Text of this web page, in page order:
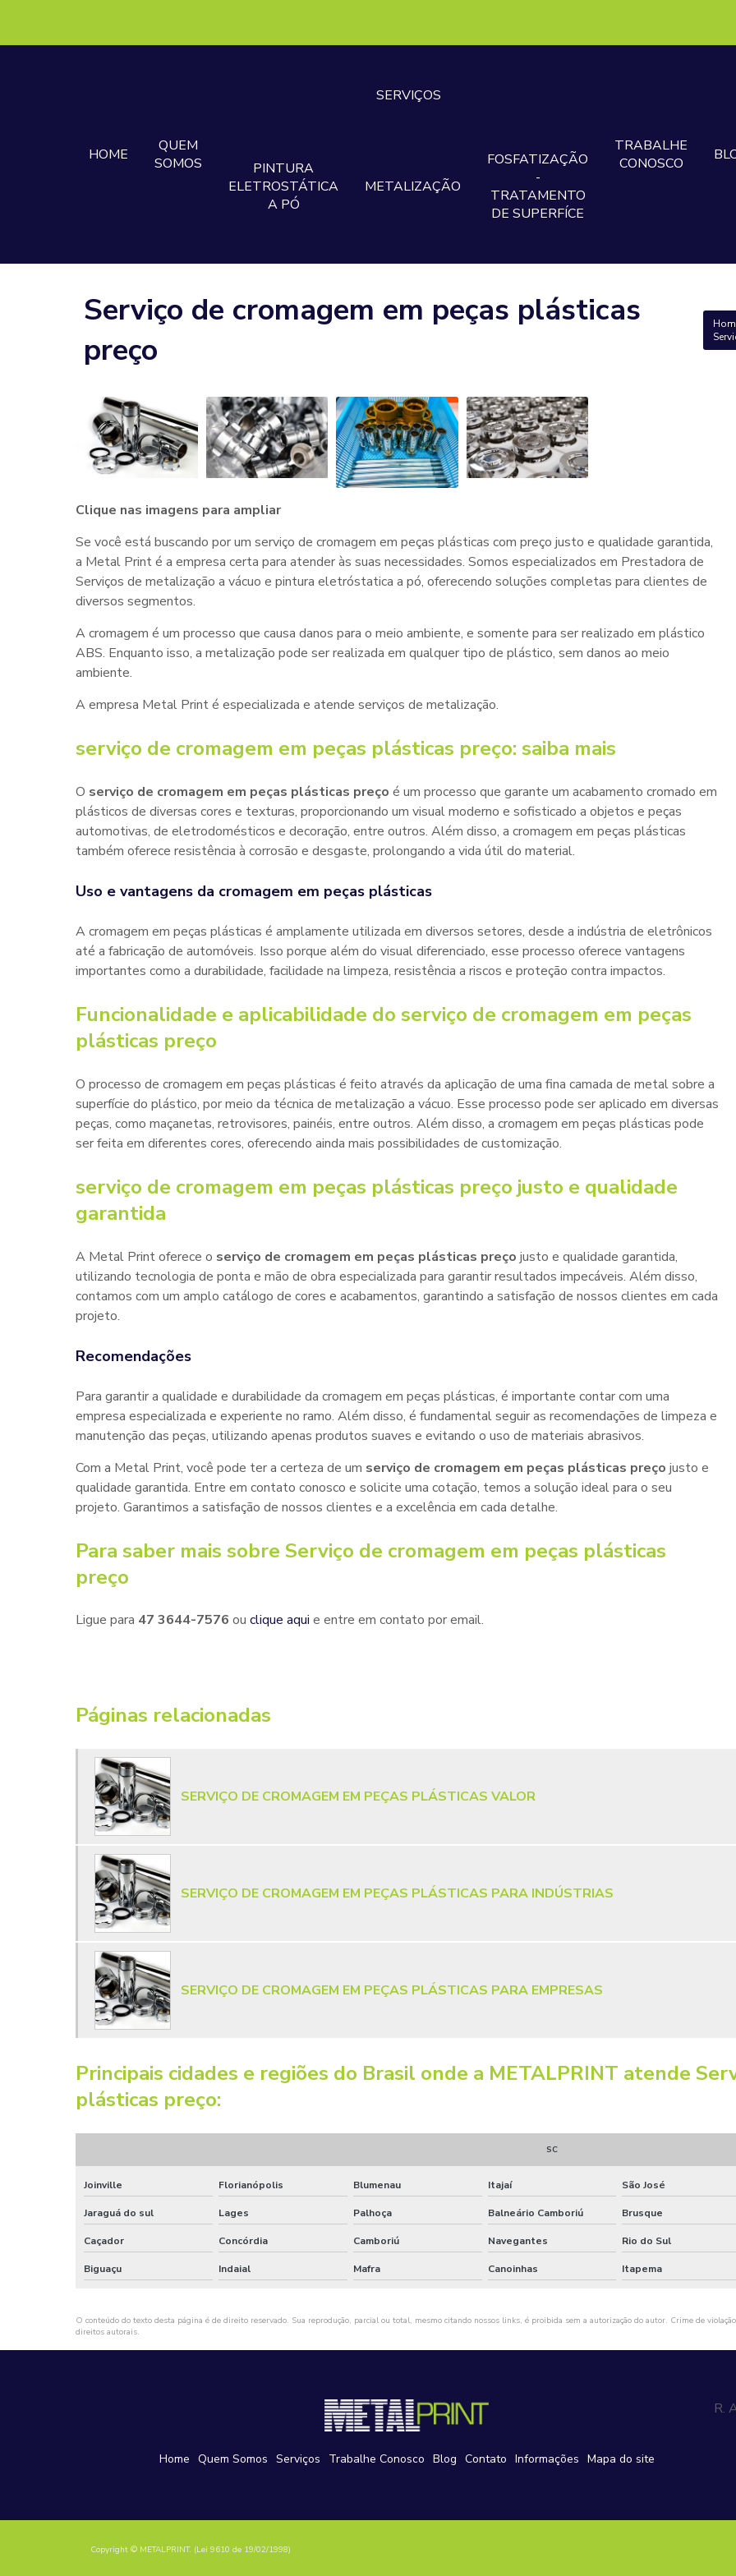
HOME
QUEM
SOMOS
SERVIÇOS
PINTURA
ELETROSTÁTICA
A PÓ
METALIZAÇÃO
FOSFATIZAÇÃO
-
TRATAMENTO
DE SUPERFÍCE
TRABALHE
CONOSCO
Serviço de cromagem em peças plásticas
preço
Clique nas imagens para ampliar
Se você está buscando por um serviço de cromagem em peças plásticas com preço justo e qualidade garantida,
a Metal Print é a empresa certa para atender às suas necessidades. Somos especializados em Prestadora de
Serviços de metalização a vácuo e pintura eletróstatica a pó, oferecendo soluções completas para clientes de
diversos segmentos.
A cromagem é um processo que causa danos para o meio ambiente, e somente para ser realizado em plástico
ABS. Enquanto isso, a metalização pode ser realizada em qualquer tipo de plástico, sem danos ao meio
ambiente.
A empresa Metal Print é especializada e atende serviços de metalização.
serviço de cromagem em peças plásticas preço: saiba mais
O serviço de cromagem em peças plásticas preço é um processo que garante um acabamento cromado em
plásticos de diversas cores e texturas, proporcionando um visual moderno e sofisticado a objetos e peças
automotivas, de eletrodomésticos e decoração, entre outros. Além disso, a cromagem em peças plásticas
também oferece resistência à corrosão e desgaste, prolongando a vida útil do material.
Uso e vantagens da cromagem em peças plásticas
A cromagem em peças plásticas é amplamente utilizada em diversos setores, desde a indústria de eletrônicos
até a fabricação de automóveis. Isso porque além do visual diferenciado, esse processo oferece vantagens
importantes como a durabilidade, facilidade na limpeza, resistência a riscos e proteção contra impactos.
Funcionalidade e aplicabilidade do serviço de cromagem em peças
plásticas preço
O processo de cromagem em peças plásticas é feito através da aplicação de uma fina camada de metal sobre a
superfície do plástico, por meio da técnica de metalização a vácuo. Esse processo pode ser aplicado em diversas
peças, como maçanetas, retrovisores, painéis, entre outros. Além disso, a cromagem em peças plásticas pode
ser feita em diferentes cores, oferecendo ainda mais possibilidades de customização.
serviço de cromagem em peças plásticas preçojusto e qualidade
garantida
A Metal Print oferece o serviço de cromagem em peças plásticas preço justo e qualidade garantida,
utilizando tecnologia de ponta e mão de obra especializada para garantir resultados impecáveis. Além disso,
contamos com um amplo catálogo de cores e acabamentos, garantindo a satisfação de nossos clientes em cada
projeto.
Recomendações
Para garantir a qualidade e durabilidade da cromagem em peças plásticas, é importante contar com uma
empresa especializada e experiente no ramo. Além disso, é fundamental seguir as recomendações de limpeza e
manutenção das peças, utilizando apenas produtos suaves e evitando o uso de materiais abrasivos.
Com a Metal Print, você pode ter a certeza de um serviço de cromagem em peças plásticas preço justo e
qualidade garantida. Entre em contato conosco e solicite uma cotação, temos a solução ideal para o seu
projeto. Garantimos a satisfação de nossos clientes e a excelência em cada detalhe.
Para saber mais sobre Serviço de cromagem em peças plásticas
preço
Ligue para 47 3644-7576 ou clique aqui e entre em contato por email.
Páginas relacionadas
SERVIÇO DE CROMAGEM EM PEÇAS PLÁSTICAS VALOR
SERVIÇO DE CROMAGEM EM PEÇAS PLÁSTICAS PARA INDÚSTRIAS
SERVIÇO DE CROMAGEM EM PEÇAS PLÁSTICAS PARA EMPRESAS
Principais cidades e regiões do Brasil onde a METALPRINT atende
plásticas preço:
SC
Joinville Florianópolis Blumenau Itajaí São José
Jaraguá do sul Lages Palhoça Balneário Camboriú Brusque
Caçador Concórdia Camboriú Navegantes Rio do Sul
Biguaçu Indaial Mafra Canoinhas Itapema
O conteúdo do texto desta página é de direito reservado. Sua reprodução, parcial ou total, mesmo citando nossos links, é proibida sem a autorização do autor. Crime de
direitos autorais.
Home Quem Somos Serviços Trabalhe Conosco Blog Contato Informações Mapa do site
R.
Copyright © METALPRINT. (Lei 9610 de 19/02/1998)